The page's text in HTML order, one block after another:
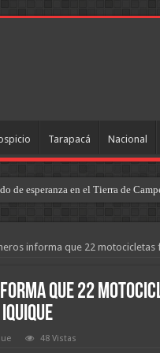
Tarapacá Nacional
de esperanza en el Tierra de
informa que 22
que 22
48 Vistas